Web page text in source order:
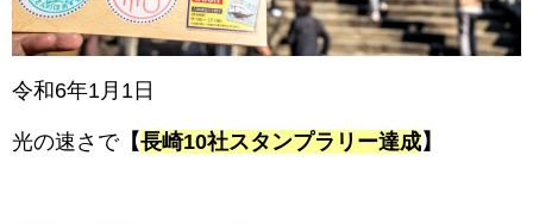
令和6年1月1日
光の速さで【長崎10社スタンプラリー達成】